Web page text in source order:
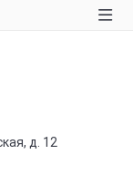
д. 12